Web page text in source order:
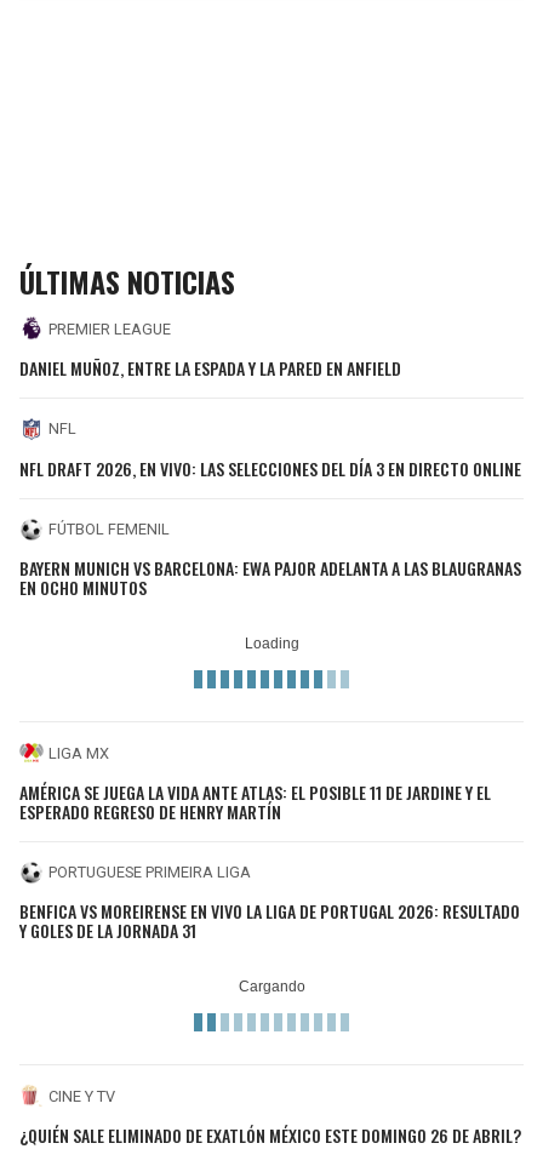
ÚLTIMAS NOTICIAS
PREMIER LEAGUE
DANIEL MUÑOZ, ENTRE LA ESPADA Y LA PARED EN ANFIELD
NFL
NFL DRAFT 2026, EN VIVO: LAS SELECCIONES DEL DÍA 3 EN DIRECTO ONLINE
FÚTBOL FEMENIL
BAYERN MUNICH VS BARCELONA: EWA PAJOR ADELANTA A LAS BLAUGRANAS
EN OCHO MINUTOS
LIGA MX
AMÉRICA SE JUEGA LA VIDA ANTE ATLAS: EL POSIBLE 11 DE JARDINE Y EL
ESPERADO REGRESO DE HENRY MARTÍN
PORTUGUESE PRIMEIRA LIGA
BENFICA VS MOREIRENSE EN VIVO LA LIGA DE PORTUGAL 2026: RESULTADO
Y GOLES DE LA JORNADA 31
CINE Y TV
¿QUIÉN SALE ELIMINADO DE EXATLÓN MÉXICO ESTE DOMINGO 26 DE ABRIL?